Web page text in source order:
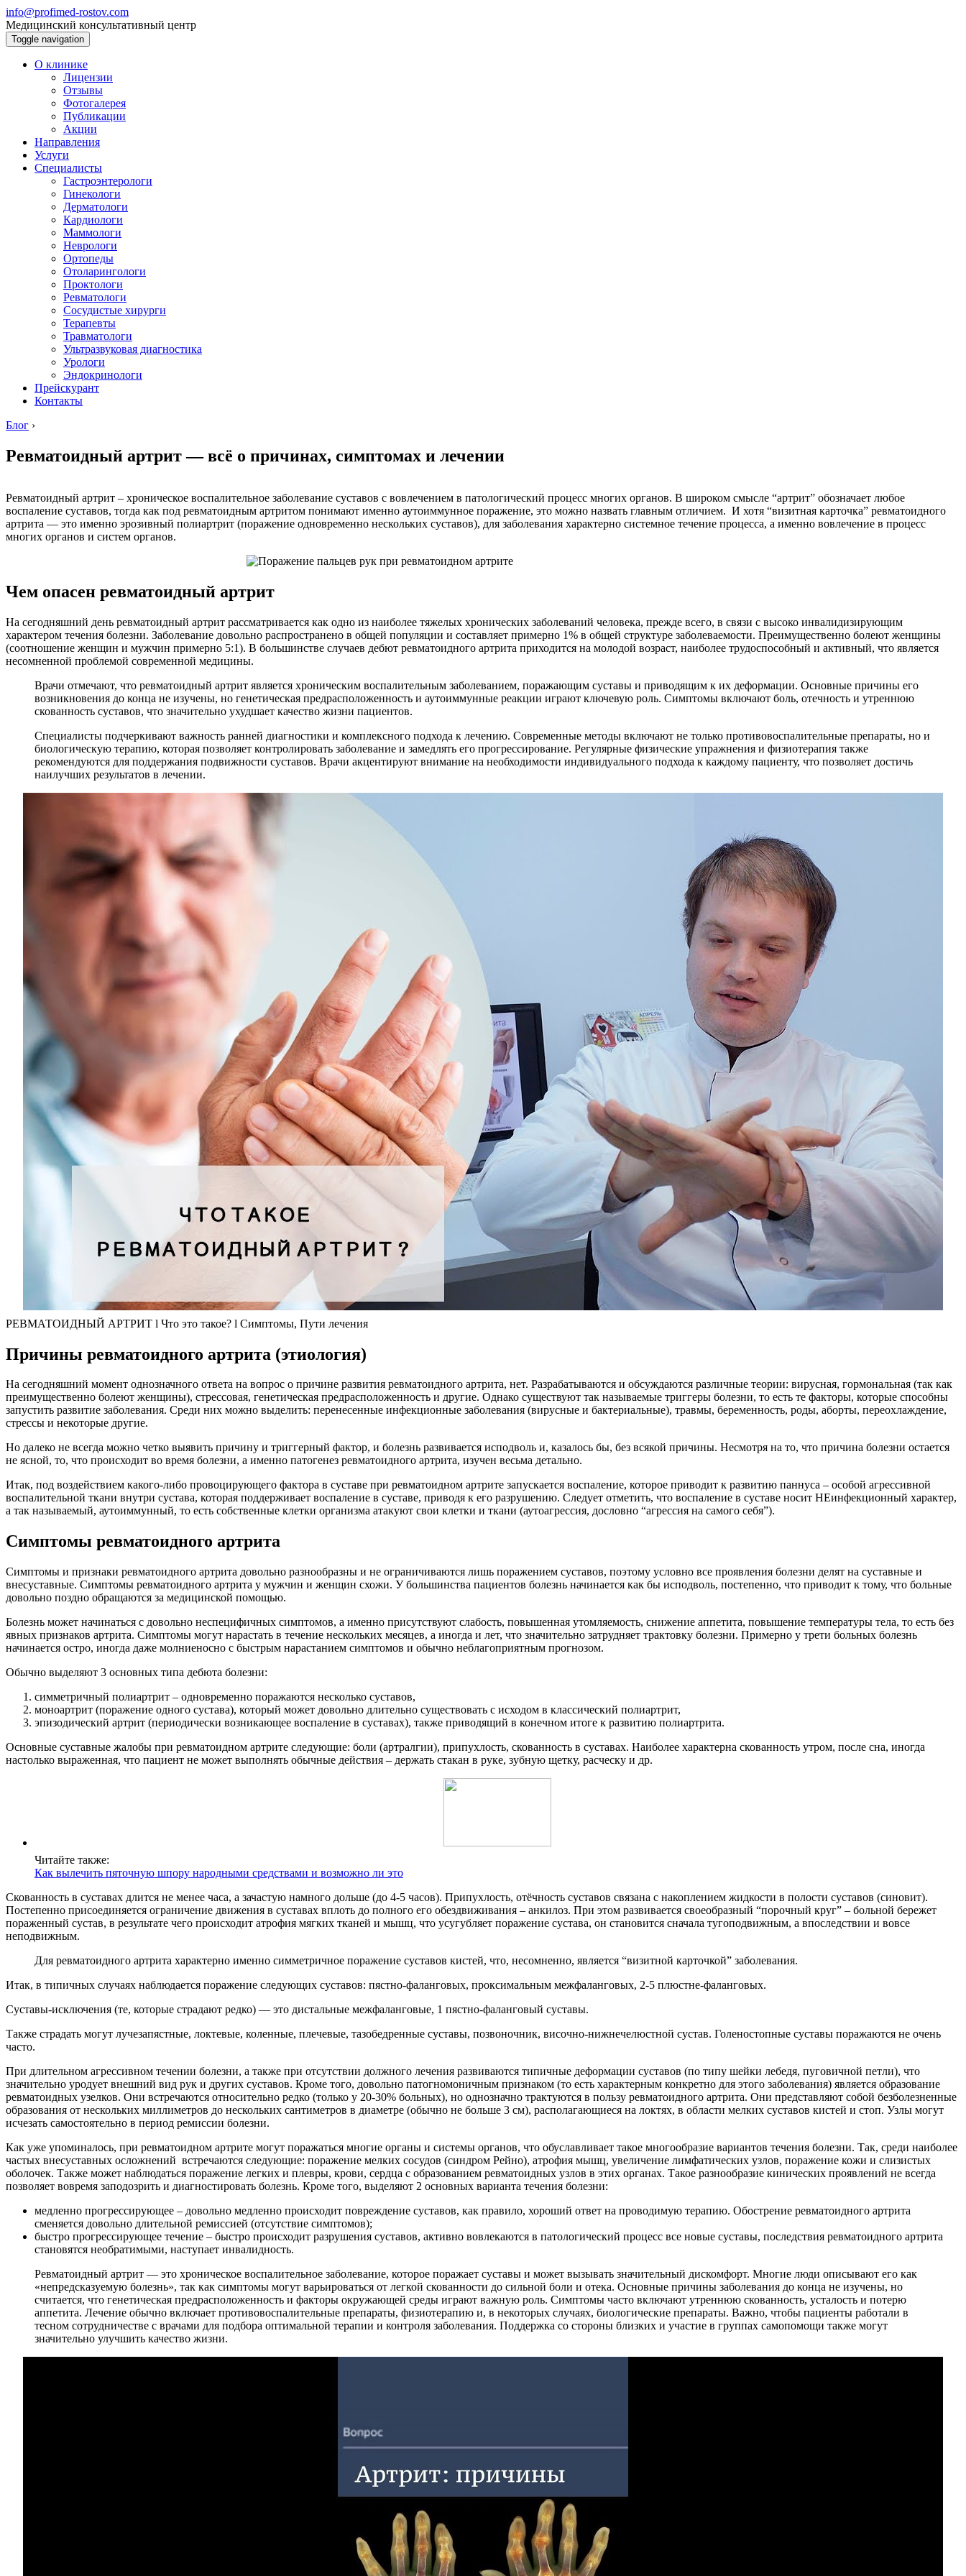
info@profimed-rostov.com
Медицинский консультативный центр
Toggle navigation
О клинике
Лицензии
Отзывы
Фотогалерея
Публикации
Акции
Направления
Услуги
Специалисты
Гастроэнтерологи
Гинекологи
Дерматологи
Кардиологи
Маммологи
Неврологи
Ортопеды
Отоларингологи
Проктологи
Ревматологи
Сосудистые хирурги
Терапевты
Травматологи
Ультразвуковая диагностика
Урологи
Эндокринологи
Прейскурант
Контакты
Блог ›
Ревматоидный артрит — всё о причинах, симптомах и лечении
Ревматоидный артрит – хроническое воспалительное заболевание суставов с вовлечением в патологический процесс многих органов. В широком смысле “артрит” обозначает любое
воспаление суставов, тогда как под ревматоидным артритом понимают именно аутоиммунное поражение, это можно назвать главным отличием. И хотя “визитная карточка” ревматоидного
артрита — это именно эрозивный полиартрит (поражение одновременно нескольких суставов), для заболевания характерно системное течение процесса, а именно вовлечение в процесс
многих органов и систем органов.
Чем опасен ревматоидный артрит
На сегодняшний день ревматоидный артрит рассматривается как одно из наиболее тяжелых хронических заболеваний человека, прежде всего, в связи с высоко инвалидизирующим
характером течения болезни. Заболевание довольно распространено в общей популяции и составляет примерно 1% в общей структуре заболеваемости. Преимущественно болеют женщины
(соотношение женщин и мужчин примерно 5:1). В большинстве случаев дебют ревматоидного артрита приходится на молодой возраст, наиболее трудоспособный и активный, что является
несомненной проблемой современной медицины.
Врачи отмечают, что ревматоидный артрит является хроническим воспалительным заболеванием, поражающим суставы и приводящим к их деформации. Основные причины его
возникновения до конца не изучены, но генетическая предрасположенность и аутоиммунные реакции играют ключевую роль. Симптомы включают боль, отечность и утреннюю
скованность суставов, что значительно ухудшает качество жизни пациентов.
Специалисты подчеркивают важность ранней диагностики и комплексного подхода к лечению. Современные методы включают не только противовоспалительные препараты, но и
биологическую терапию, которая позволяет контролировать заболевание и замедлять его прогрессирование. Регулярные физические упражнения и физиотерапия также
рекомендуются для поддержания подвижности суставов. Врачи акцентируют внимание на необходимости индивидуального подхода к каждому пациенту, что позволяет достичь
наилучших результатов в лечении.
РЕВМАТОИДНЫЙ АРТРИТ l Что это такое? l Симптомы, Пути лечения
Причины ревматоидного артрита (этиология)
На сегодняшний момент однозначного ответа на вопрос о причине развития ревматоидного артрита, нет. Разрабатываются и обсуждаются различные теории: вирусная, гормональная (так как
преимущественно болеют женщины), стрессовая, генетическая предрасположенность и другие. Однако существуют так называемые триггеры болезни, то есть те факторы, которые способны
запустить развитие заболевания. Среди них можно выделить: перенесенные инфекционные заболевания (вирусные и бактериальные), травмы, беременность, роды, аборты, переохлаждение,
стрессы и некоторые другие.
Но далеко не всегда можно четко выявить причину и триггерный фактор, и болезнь развивается исподволь и, казалось бы, без всякой причины. Несмотря на то, что причина болезни остается
не ясной, то, что происходит во время болезни, а именно патогенез ревматоидного артрита, изучен весьма детально.
Итак, под воздействием какого-либо провоцирующего фактора в суставе при ревматоидном артрите запускается воспаление, которое приводит к развитию паннуса – особой агрессивной
воспалительной ткани внутри сустава, которая поддерживает воспаление в суставе, приводя к его разрушению. Следует отметить, что воспаление в суставе носит НЕинфекционный характер,
а так называемый, аутоиммунный, то есть собственные клетки организма атакуют свои клетки и ткани (аутоагрессия, дословно “агрессия на самого себя”).
Симптомы ревматоидного артрита
Симптомы и признаки ревматоидного артрита довольно разнообразны и не ограничиваются лишь поражением суставов, поэтому условно все проявления болезни делят на суставные и
внесуставные. Симптомы ревматоидного артрита у мужчин и женщин схожи. У большинства пациентов болезнь начинается как бы исподволь, постепенно, что приводит к тому, что больные
довольно поздно обращаются за медицинской помощью.
Болезнь может начинаться с довольно неспецифичных симптомов, а именно присутствуют слабость, повышенная утомляемость, снижение аппетита, повышение температуры тела, то есть без
явных признаков артрита. Симптомы могут нарастать в течение нескольких месяцев, а иногда и лет, что значительно затрудняет трактовку болезни. Примерно у трети больных болезнь
начинается остро, иногда даже молниеносно с быстрым нарастанием симптомов и обычно неблагоприятным прогнозом.
Обычно выделяют 3 основных типа дебюта болезни:
симметричный полиартрит – одновременно поражаются несколько суставов,
моноартрит (поражение одного сустава), который может довольно длительно существовать с исходом в классический полиартрит,
эпизодический артрит (периодически возникающее воспаление в суставах), также приводящий в конечном итоге к развитию полиартрита.
Основные суставные жалобы при ревматоидном артрите следующие: боли (артралгии), припухлость, скованность в суставах. Наиболее характерна скованность утром, после сна, иногда
настолько выраженная, что пациент не может выполнять обычные действия – держать стакан в руке, зубную щетку, расческу и др.
Читайте также:
Как вылечить пяточную шпору народными средствами и возможно ли это
Скованность в суставах длится не менее часа, а зачастую намного дольше (до 4-5 часов). Припухлость, отёчность суставов связана с накоплением жидкости в полости суставов (синовит).
Постепенно присоединяется ограничение движения в суставах вплоть до полного его обездвиживания – анкилоз. При этом развивается своеобразный “порочный круг” – больной бережет
пораженный сустав, в результате чего происходит атрофия мягких тканей и мышц, что усугубляет поражение сустава, он становится сначала тугоподвижным, а впоследствии и вовсе
неподвижным.
Для ревматоидного артрита характерно именно симметричное поражение суставов кистей, что, несомненно, является “визитной карточкой” заболевания.
Итак, в типичных случаях наблюдается поражение следующих суставов: пястно-фаланговых, проксимальным межфаланговых, 2-5 плюстне-фаланговых.
Суставы-исключения (те, которые страдают редко) — это дистальные межфаланговые, 1 пястно-фаланговый суставы.
Также страдать могут лучезапястные, локтевые, коленные, плечевые, тазобедренные суставы, позвоночник, височно-нижнечелюстной сустав. Голеностопные суставы поражаются не очень
часто.
При длительном агрессивном течении болезни, а также при отсутствии должного лечения развиваются типичные деформации суставов (по типу шейки лебедя, пуговичной петли), что
значительно уродует внешний вид рук и других суставов. Кроме того, довольно патогномоничным признаком (то есть характерным конкретно для этого заболевания) является образование
ревматоидных узелков. Они встречаются относительно редко (только у 20-30% больных), но однозначно трактуются в пользу ревматоидного артрита. Они представляют собой безболезненные
образования от нескольких миллиметров до нескольких сантиметров в диаметре (обычно не больше 3 см), располагающиеся на локтях, в области мелких суставов кистей и стоп. Узлы могут
исчезать самостоятельно в период ремиссии болезни.
Как уже упоминалось, при ревматоидном артрите могут поражаться многие органы и системы органов, что обуславливает такое многообразие вариантов течения болезни. Так, среди наиболее
частых внесуставных осложнений встречаются следующие: поражение мелких сосудов (синдром Рейно), атрофия мышц, увеличение лимфатических узлов, поражение кожи и слизистых
оболочек. Также может наблюдаться поражение легких и плевры, крови, сердца с образованием ревматоидных узлов в этих органах. Такое разнообразие кинических проявлений не всегда
позволяет вовремя заподозрить и диагностировать болезнь. Кроме того, выделяют 2 основных варианта течения болезни:
медленно прогрессирующее – довольно медленно происходит повреждение суставов, как правило, хороший ответ на проводимую терапию. Обострение ревматоидного артрита
сменяется довольно длительной ремиссией (отсутствие симптомов);
быстро прогрессирующее течение – быстро происходит разрушения суставов, активно вовлекаются в патологический процесс все новые суставы, последствия ревматоидного артрита
становятся необратимыми, наступает инвалидность.
Ревматоидный артрит — это хроническое воспалительное заболевание, которое поражает суставы и может вызывать значительный дискомфорт. Многие люди описывают его как
«непредсказуемую болезнь», так как симптомы могут варьироваться от легкой скованности до сильной боли и отека. Основные причины заболевания до конца не изучены, но
считается, что генетическая предрасположенность и факторы окружающей среды играют важную роль. Симптомы часто включают утреннюю скованность, усталость и потерю
аппетита. Лечение обычно включает противовоспалительные препараты, физиотерапию и, в некоторых случаях, биологические препараты. Важно, чтобы пациенты работали в
тесном сотрудничестве с врачами для подбора оптимальной терапии и контроля заболевания. Поддержка со стороны близких и участие в группах самопомощи также могут
значительно улучшить качество жизни.